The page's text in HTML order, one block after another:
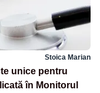
Stoica Marian
unice pentru
în Monitorul